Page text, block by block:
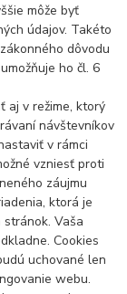
môže byť
údajov. Takéto
dôvodu
ho čl. 6
aj v režime, ktorý
návštevníkov
v rámci
vzniesť proti
záujmu
ktorá je
Vaša
Cookies
uchované len
webu.